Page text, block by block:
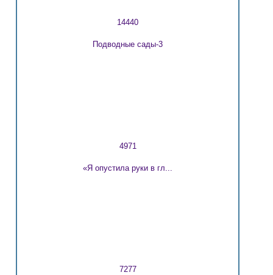
14440
Подводные сады-3
4971
«Я опустила руки в гл...
7277